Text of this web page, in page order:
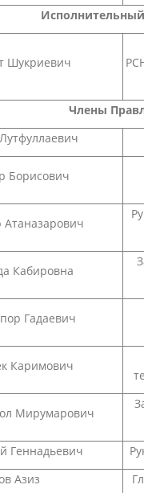
Шукриевич
Члены
Борисович
Атаназарович
Кабировна
Гадаевич
Каримович
Мирумарович
Геннадьевич
Азиз